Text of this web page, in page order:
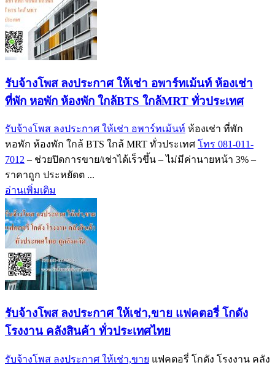
รับจ้างโพส ลงประกาศ ให้เช่า อพาร์ทเม้นท์ ห้องเช่า
ที่พัก หอพัก ห้องพัก ใกล้BTS ใกล้MRT ทั่วประเทศ
รับจ้างโพส ลงประกาศ ให้เช่า อพาร์ทเม้นท์ ห้องเช่า ที่พัก
หอพัก ห้องพัก ใกล้ BTS ใกล้ MRT ทั่วประเทศ โทร 081-011-
7012 – ช่วยปิดการขาย/เช่าได้เร็วขึ้น – ไม่มีค่านายหน้า 3% –
ราคาถูก ประหยัดต ...
อ่านเพิ่มเติม
รับจ้างโพส ลงประกาศ ให้เช่า,ขาย แฟคตอรี่ โกดัง
โรงงาน คลังสินค้า ทั่วประเทศไทย
รับจ้างโพส ลงประกาศ ให้เช่า,ขาย แฟคตอรี่ โกดัง โรงงาน คลัง